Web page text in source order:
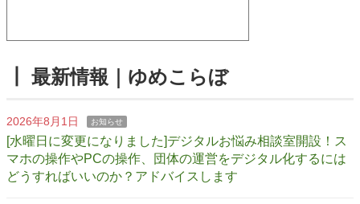
┃ 最新情報｜ゆめこらぼ
2026年8月1日 お知らせ
[水曜日に変更になりました]デジタルお悩み相談室開設！ス
マホの操作やPCの操作、団体の運営をデジタル化するには
どうすればいいのか？アドバイスします